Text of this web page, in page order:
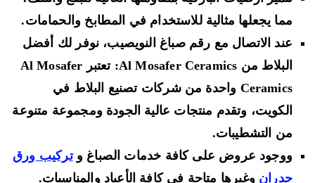
مما يجعلها مثالية للاستخدام في المطابخ والحمامات.
عند الاتصال مع رقم صباغ النويصيب، نوفر لك أفضل
البلاط من Al Mosafer Ceramics: تعتبر Al Mosafer
Ceramics واحدة من شركات تصنيع البلاط في
الكويت، وتقدم منتجات عالية الجودة ومجموعة متنوعة
من التشطيبات.
ووجود عروض على كافة خدمات الصباغ وتركيب ورق
جدرانوغيرها متاحة في كافة الأعياد والمناسبات.